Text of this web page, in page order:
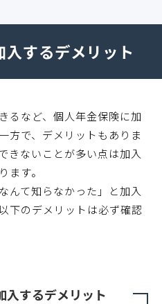
するデメリット
るなど、個人年金保険に加
方で、デメリットもありま
きないことが多い点は加入
ます。
んて知らなかった」と加入
下のデメリットは必ず確認
入するデメリット